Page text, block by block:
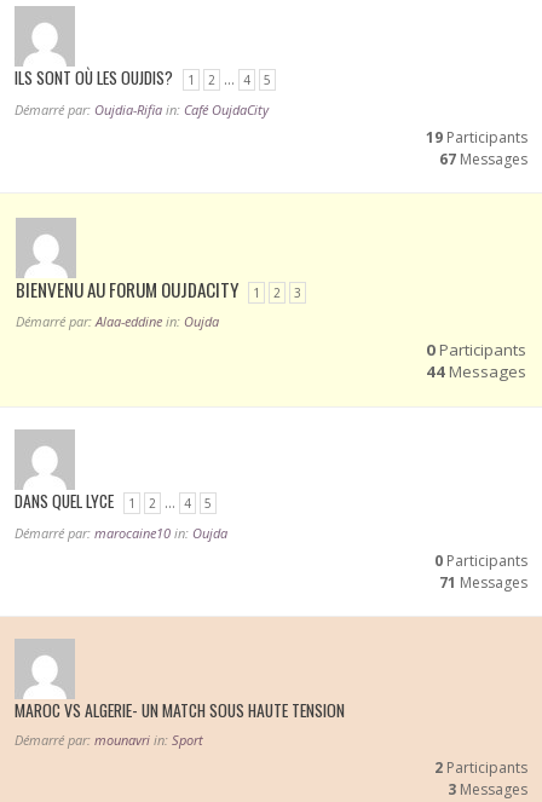
ILS SONT OÙ LES OUJDIS? 1 2 … 4 5
Démarré par: Oujdia-Rifia in: Café OujdaCity
19 Participants
67 Messages
BIENVENU AU FORUM OUJDACITY 1 2 3
Démarré par:Alaa-eddine in:Oujda
0Participants
44Messages
DANS QUEL LYCE 1 2 … 4 5
Démarré par: marocaine10 in: Oujda
0 Participants
71 Messages
MAROC VS ALGERIE- UN MATCH SOUS HAUTE TENSION
Démarré par: mounavri in: Sport
2 Participants
3 Messages